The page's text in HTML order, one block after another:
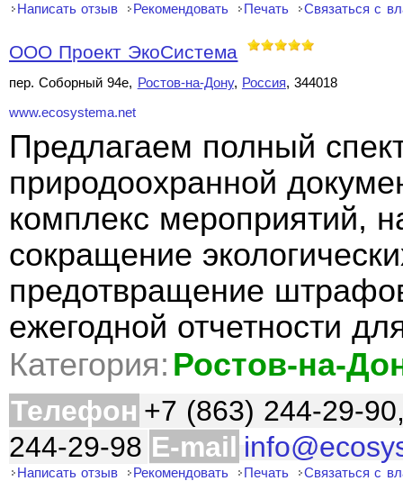
Написать отзыв Рекомендовать Печать Связаться с
ООО Проект ЭкоСистема
пер. Соборный 94е, Ростов-на-Дону, Россия, 344018
www.ecosystema.net
Предлагаем полный
природоохранной
комплекс мероприятий,
сокращение
предотвращение
ежегодной отчетности
Категория: Ростов-на-
Телефон +7 (863) 244-29-
244-29-98 E-mail
Написать отзыв Рекомендовать Печать Связаться с